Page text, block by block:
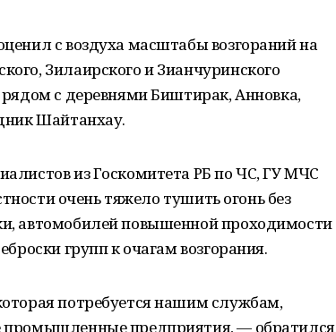
с воздуха масштабы возгораний на
Зилаирского и Зианчуринского
с деревнями Биштирак, Анновка,
Шайтанхау.
из Госкомитета РБ по ЧС, ГУ МЧС
очень тяжело тушить огонь без
автомобилей повышенной проходимости
групп к очагам возгорания.
потребуется нашим службам,
предприятия, — обратился